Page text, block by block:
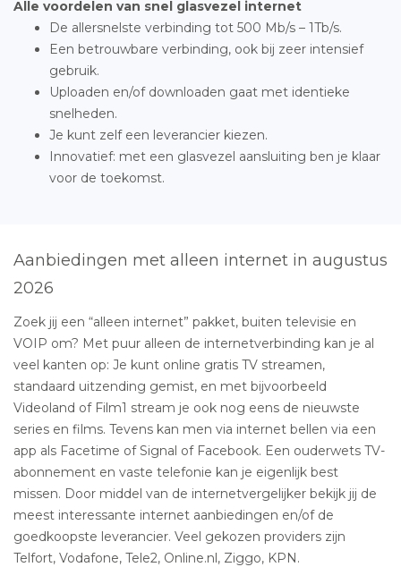
Alle voordelen van snel glasvezel internet
De allersnelste verbinding tot 500 Mb/s – 1Tb/s.
Een betrouwbare verbinding, ook bij zeer intensief
gebruik.
Uploaden en/of downloaden gaat met identieke
snelheden.
Je kunt zelf een leverancier kiezen.
Innovatief: met een glasvezel aansluiting ben je klaar
voor de toekomst.
Aanbiedingen met alleen internet in augustus
2026
Zoek jij een “alleen internet” pakket, buiten televisie en
VOIP om? Met puur alleen de internetverbinding kan je al
veel kanten op: Je kunt online gratis TV streamen,
standaard uitzending gemist, en met bijvoorbeeld
Videoland of Film1 stream je ook nog eens de nieuwste
series en films. Tevens kan men via internet bellen via een
app als Facetime of Signal of Facebook. Een ouderwets TV-
abonnement en vaste telefonie kan je eigenlijk best
missen. Door middel van de internetvergelijker bekijk jij de
meest interessante internet aanbiedingen en/of de
goedkoopste leverancier. Veel gekozen providers zijn
Telfort, Vodafone, Tele2, Online.nl, Ziggo, KPN.